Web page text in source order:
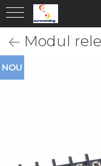
Modul
NOU